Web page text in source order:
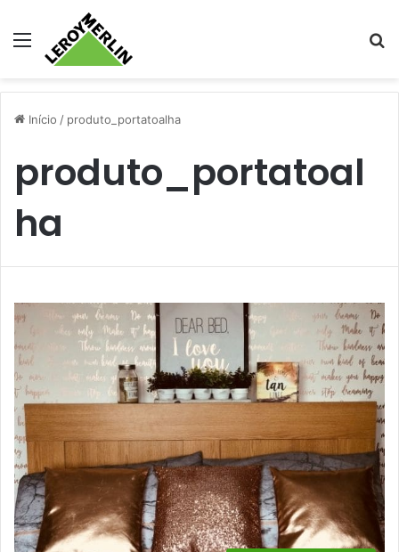
Menu
Início / produto_portatoalha
produto_portatoal
ha